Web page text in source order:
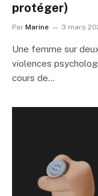
protéger)
Par Marine 3 mars
Une femme sur
violences
cours de…